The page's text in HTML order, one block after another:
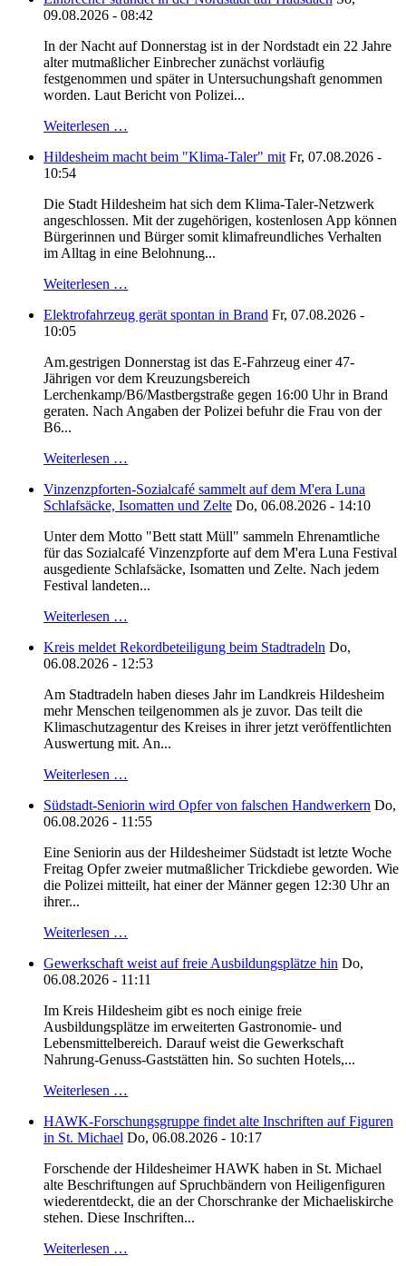
09.08.2026 - 08:42
In der Nacht auf Donnerstag ist in der Nordstadt ein 22 Jahre
alter mutmaßlicher Einbrecher zunächst vorläufig
festgenommen und später in Untersuchungshaft genommen
worden. Laut Bericht von Polizei...
Weiterlesen …
Hildesheim macht beim "Klima-Taler" mit Fr, 07.08.2026 -
10:54
Die Stadt Hildesheim hat sich dem Klima-Taler-Netzwerk
angeschlossen. Mit der zugehörigen, kostenlosen App können
Bürgerinnen und Bürger somit klimafreundliches Verhalten
im Alltag in eine Belohnung...
Weiterlesen …
Elektrofahrzeug gerät spontan in Brand Fr, 07.08.2026 -
10:05
Am.gestrigen Donnerstag ist das E-Fahrzeug einer 47-
Jährigen vor dem Kreuzungsbereich
Lerchenkamp/B6/Mastbergstraße gegen 16:00 Uhr in Brand
geraten. Nach Angaben der Polizei befuhr die Frau von der
B6...
Weiterlesen …
Vinzenzpforten-Sozialcafé sammelt auf dem M'era Luna
Schlafsäcke, Isomatten und Zelte Do, 06.08.2026 - 14:10
Unter dem Motto "Bett statt Müll" sammeln Ehrenamtliche
für das Sozialcafé Vinzenzpforte auf dem M'era Luna Festival
ausgediente Schlafsäcke, Isomatten und Zelte. Nach jedem
Festival landeten...
Weiterlesen …
Kreis meldet Rekordbeteiligung beim Stadtradeln Do,
06.08.2026 - 12:53
Am Stadtradeln haben dieses Jahr im Landkreis Hildesheim
mehr Menschen teilgenommen als je zuvor. Das teilt die
Klimaschutzagentur des Kreises in ihrer jetzt veröffentlichten
Auswertung mit. An...
Weiterlesen …
Südstadt-Seniorin wird Opfer von falschen Handwerkern Do,
06.08.2026 - 11:55
Eine Seniorin aus der Hildesheimer Südstadt ist letzte Woche
Freitag Opfer zweier mutmaßlicher Trickdiebe geworden. Wie
die Polizei mitteilt, hat einer der Männer gegen 12:30 Uhr an
ihrer...
Weiterlesen …
Gewerkschaft weist auf freie Ausbildungsplätze hin Do,
06.08.2026 - 11:11
Im Kreis Hildesheim gibt es noch einige freie
Ausbildungsplätze im erweiterten Gastronomie- und
Lebensmittelbereich. Darauf weist die Gewerkschaft
Nahrung-Genuss-Gaststätten hin. So suchten Hotels,...
Weiterlesen …
HAWK-Forschungsgruppe findet alte Inschriften auf Figuren
in St. Michael Do, 06.08.2026 - 10:17
Forschende der Hildesheimer HAWK haben in St. Michael
alte Beschriftungen auf Spruchbändern von Heiligenfiguren
wiederentdeckt, die an der Chorschranke der Michaeliskirche
stehen. Diese Inschriften...
Weiterlesen …